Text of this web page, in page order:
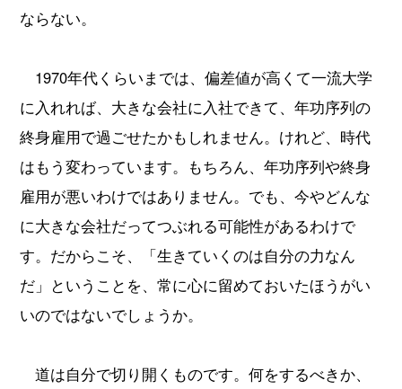
ならない。
1970年代くらいまでは、偏差値が高くて一流大学
に入れれば、大きな会社に入社できて、年功序列の
終身雇用で過ごせたかもしれません。けれど、時代
はもう変わっています。もちろん、年功序列や終身
雇用が悪いわけではありません。でも、今やどんな
に大きな会社だってつぶれる可能性があるわけで
す。だからこそ、「生きていくのは自分の力なん
だ」ということを、常に心に留めておいたほうがい
いのではないでしょうか。
道は自分で切り開くものです。何をするべきか、